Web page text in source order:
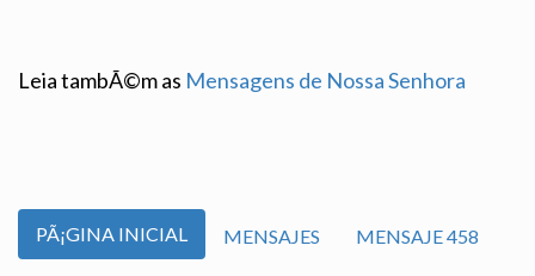
Leia tambÃ©m as Mensagens de Nossa Senhora
PÃ¡GINA INICIAL MENSAJES MENSAJE 458